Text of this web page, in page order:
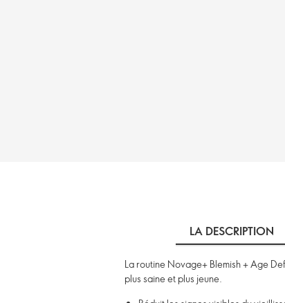
LA DESCRIPTION
La routine Novage+ Blemish + Age
plus saine et plus jeune.